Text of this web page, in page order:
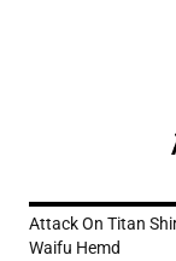
Attack On Titan
Waifu Hemd